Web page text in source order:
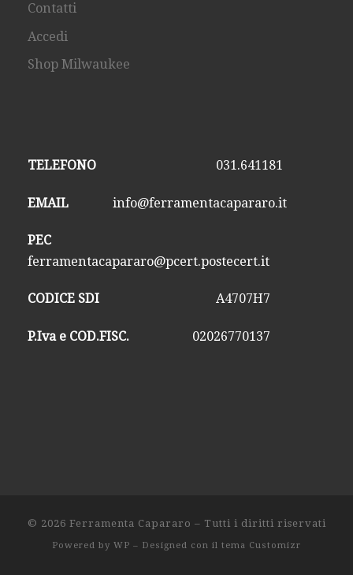
Contatti
Accedi
Shop Milwaukee
TELEFONO 031.641181
EMAILinfo@ferramentacapararo.it
PEC
ferramentacapararo@pcert.postecert.it
CODICE SDIA4707H7
P.Iva e COD.FISC. 02026770137
© 2026 Ferramenta Capararo – Tutti i diritti riservati
Powered by WP – Designed con il tema Customizr